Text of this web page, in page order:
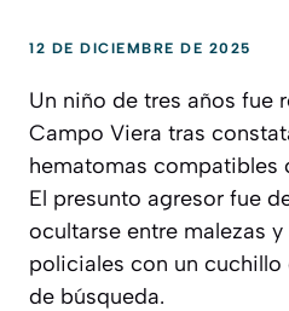
12 DE DICIEMBRE DE 2025
Un niño de tres años fue
Campo Viera tras
hematomas compatibles
El presunto agresor fue
ocultarse entre malezas
policiales con un
de búsqueda.